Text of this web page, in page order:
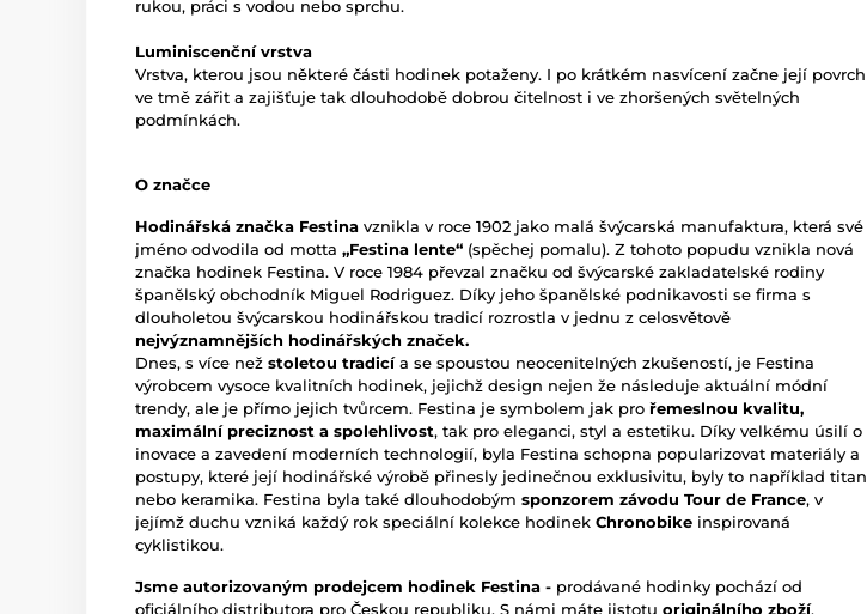
rukou, práci s vodou nebo sprchu.
Luminiscenční vrstva
Vrstva, kterou jsou některé části hodinek potaženy. I po krátkém nasvícení začne její povrch
ve tmě zářit a zajišťuje tak dlouhodobě dobrou čitelnost i ve zhoršených světelných
podmínkách.
O značce
Hodinářská značka Festina vznikla v roce 1902 jako malá švýcarská manufaktura, která své
jméno odvodila od motta „Festina lente“ (spěchej pomalu). Z tohoto popudu vznikla nová
značka hodinek Festina. V roce 1984 převzal značku od švýcarské zakladatelské rodiny
španělský obchodník Miguel Rodriguez. Díky jeho španělské podnikavosti se firma s
dlouholetou švýcarskou hodinářskou tradicí rozrostla v jednu z celosvětově
nejvýznamnějších hodinářských značek.
Dnes, s více než stoletou tradicía se spoustou neocenitelných zkušeností, je Festina
výrobcem vysoce kvalitních hodinek, jejichž design nejen že následuje aktuální módní
trendy, ale je přímo jejich tvůrcem. Festina je symbolem jak pro řemeslnou kvalitu,
maximální preciznost a spolehlivost, tak pro eleganci, styl a estetiku. Díky velkému úsilí o
inovace a zavedení moderních technologií, byla Festina schopna popularizovat materiály a
postupy, které její hodinářské výrobě přinesly jedinečnou exklusivitu, byly to například titan
nebo keramika. Festina byla také dlouhodobým sponzorem závodu Tour de France, v
jejímž duchu vzniká každý rok speciální kolekce hodinek Chronobike inspirovaná
cyklistikou.
Jsme autorizovaným prodejcem hodinek Festina - prodávané hodinky pochází od
oficiálního distributora pro Českou republiku. S námi máte jistotu originálního zboží,